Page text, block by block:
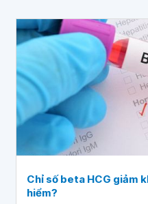
Chỉ số beta HCG giảm
hiểm?